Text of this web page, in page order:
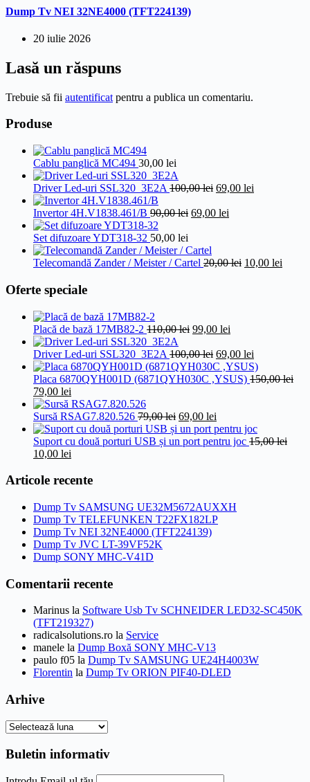
Dump Tv NEI 32NE4000 (TFT224139)
20 iulie 2026
Lasă un răspuns
Trebuie să fii autentificat pentru a publica un comentariu.
Produse
Cablu panglică MC494 30,00 lei
Driver Led-uri SSL320_3E2A 100,00lei Prețul
a
69,00 lei
Invertor 4H.V1838.461/B 90,00lei Prețul
fost:
90,00 lei.
69,00 lei
Set difuzoare YDT318-32 50,00 lei
Telecomandă Zander / Meister / Cartel 20,00lei Prețul
10,00 lei
Oferte speciale
Placă de bază 17MB82-2 110,00lei Prețul
a
fost:
110,00 lei.
99,00 lei
este:
99,00 lei.
Driver Led-uri SSL320_3E2A 100,00lei Prețul
inițial
a
69,00 lei
curent
este:
Placa 6870QYH001D (6871QYH030C ,YSUS) 150,00lei
Prețul
inițial
a
fost:
150,00 lei.
79,00 lei
curent
este:
79,00 lei.
Sursă RSAG7.820.526 79,00lei Prețul
inițial
a
69,00 lei
curent
este:
Suport cu două porturi USB și un port pentru joc 15,00lei
Prețul
a
15,00 lei.
10,00 lei
este:
Articole recente
Dump Tv SAMSUNG UE32M5672AUXXH
Dump Tv TELEFUNKEN T22FX182LP
Dump Tv NEI 32NE4000 (TFT224139)
Dump Tv JVC LT-39VF52K
Dump SONY MHC-V41D
Comentarii recente
Marinus la Software Usb Tv SCHNEIDER LED32-SC450K
(TFT219327)
radicalsolutions.ro la Service
manele la Dump Boxă SONY MHC-V13
paulo f05 la Dump Tv SAMSUNG UE24H4003W
Florentin la Dump Tv ORION PIF40-DLED
Arhive
Arhive
Buletin informativ